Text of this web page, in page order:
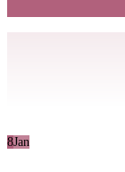
8Jan